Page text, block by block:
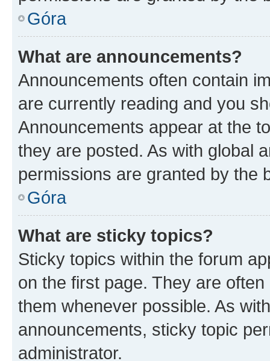
Góra
What are announcements?
Announcements often contain
are currently reading and you
Announcements appear at the
they are posted. As with global
permissions are granted by the
Góra
What are sticky topics?
Sticky topics within the forum
on the first page. They are
them whenever possible. As
announcements, sticky topic
administrator.